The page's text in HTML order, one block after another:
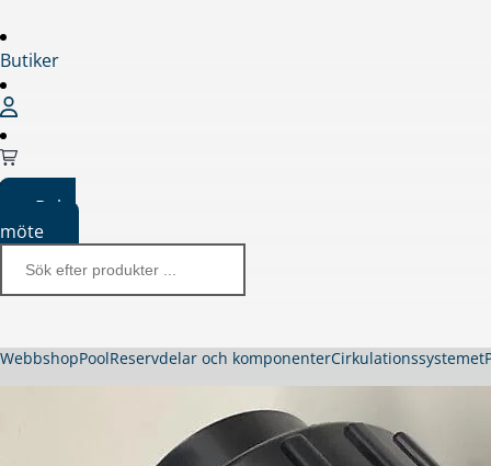
Butiker
Boka
möte
WebbshopPoolReservdelar och komponenterCirkulationssystemet